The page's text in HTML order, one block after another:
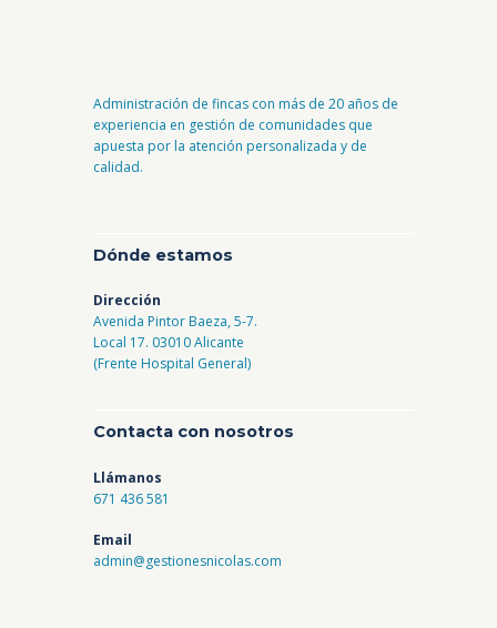
Administración de fincas con más de 20 años de
experiencia en gestión de comunidades que
apuesta por la atención personalizada y de
calidad.
Dónde estamos
Dirección
Avenida Pintor Baeza, 5-7.
Local 17. 03010 Alicante
(Frente Hospital General)
Contacta con nosotros
Llámanos
671 436 581
Email
admin@gestionesnicolas.com